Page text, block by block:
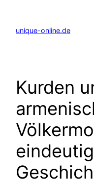
springen
unique-online.de
Kurden